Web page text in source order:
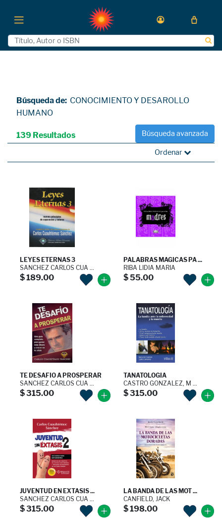
Búsqueda de: CONOCIMIENTO Y DESAROLLO
HUMANO
139 Resultados Búsqueda avanzada
Ordenar
LEYES ETERNAS 3
SANCHEZ CARLOS CUA ...
$ 189.00
PALABRAS MAGICAS PA ...
RIBA LIDIA MARIA
$ 55.00
TE DESAFIO A PROSPERAR
SANCHEZ CARLOS CUA ...
$ 315.00
TANATOLOGIA
CASTRO GONZALEZ, M ...
$ 315.00
JUVENTUD EN EXTASIS ...
SANCHEZ CARLOS CUA ...
$ 315.00
LA BANDA DE LAS MOT ...
CANFIELD, JACK
$ 198.00